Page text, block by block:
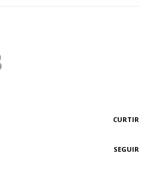
CURTIR
SEGUIR